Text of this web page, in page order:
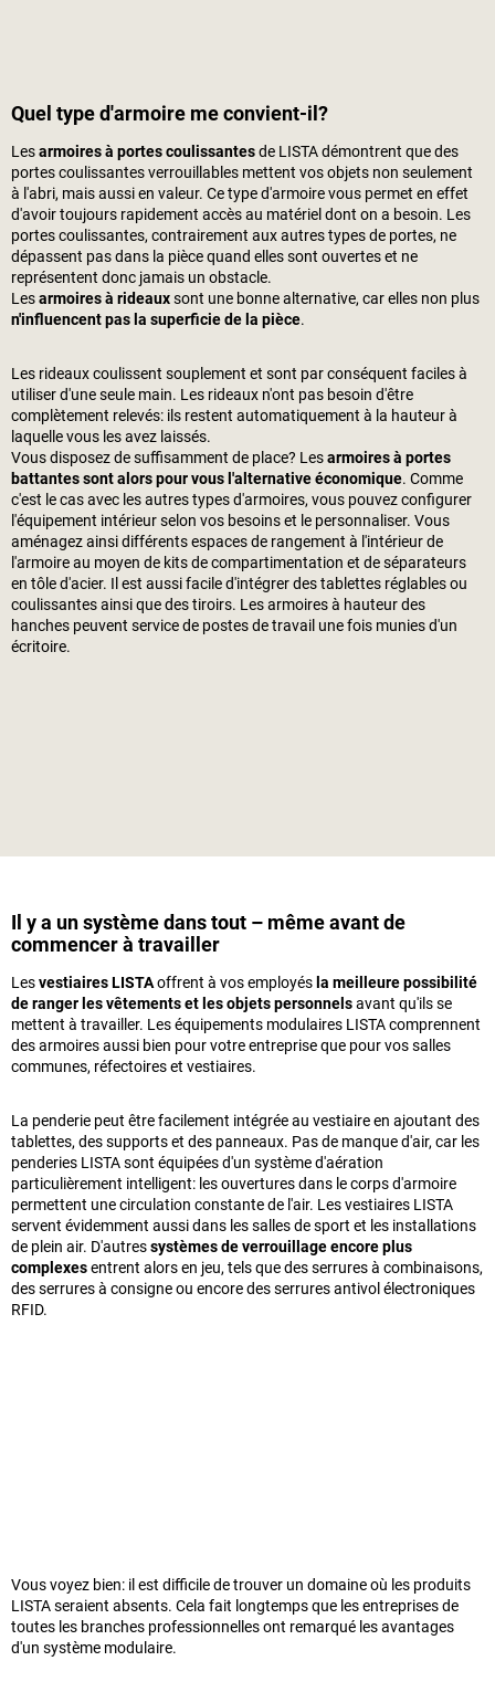
Quel type d'armoire me convient-il?
Lesarmoires à portes coulissantesde LISTA démontrent que des
portes coulissantes verrouillables mettent vos objets non seulement
à l'abri, mais aussi en valeur. Ce type d'armoire vous permet en effet
d'avoir toujours rapidement accès au matériel dont on a besoin. Les
portes coulissantes, contrairement aux autres types de portes, ne
dépassent pas dans la pièce quand elles sont ouvertes et ne
représentent donc jamais un obstacle.
Lesarmoires à rideauxsont une bonne alternative, car elles non plus
n'influencent pas la superficie de la pièce.
Les rideaux coulissent souplement et sont par conséquent faciles à
utiliser d'une seule main. Les rideaux n'ont pas besoin d'être
complètement relevés: ils restent automatiquement à la hauteur à
laquelle vous les avez laissés.
Vous disposez de suffisamment de place? Lesarmoires à portes
battantes sont alors pour vous l'alternative économique. Comme
c'est le cas avec les autres types d'armoires, vous pouvez configurer
l'équipement intérieur selon vos besoins et le personnaliser. Vous
aménagez ainsi différents espaces de rangement à l'intérieur de
l'armoire au moyen de kits de compartimentation et de séparateurs
en tôle d'acier. Il est aussi facile d'intégrer des tablettes réglables ou
coulissantes ainsi que des tiroirs. Les armoires à hauteur des
hanches peuvent service de postes de travail une fois munies d'un
écritoire.
Il y a un système dans tout – même avant de
commencer à travailler
Lesvestiaires LISTAoffrent à vos employés la meilleure possibilité
de ranger les vêtements et les objets personnelsavant qu'ils se
mettent à travailler. Les équipements modulaires LISTA comprennent
des armoires aussi bien pour votre entreprise que pour vos salles
communes, réfectoires et vestiaires.
La penderie peut être facilement intégrée au vestiaire en ajoutant des
tablettes, des supports et des panneaux. Pas de manque d'air, car les
penderies LISTA sont équipées d'un système d'aération
particulièrement intelligent: les ouvertures dans le corps d'armoire
permettent une circulation constante de l'air. Les vestiaires LISTA
servent évidemment aussi dans les salles de sport et les installations
de plein air. D'autressystèmes de verrouillage encore plus
complexesentrent alors en jeu, tels que des serrures à combinaisons,
des serrures à consigne ou encore des serrures antivol électroniques
RFID.
Vous voyez bien: il est difficile de trouver un domaine où les produits
LISTA seraient absents. Cela fait longtemps que les entreprises de
toutes les branches professionnelles ont remarqué les avantages
d'un système modulaire.